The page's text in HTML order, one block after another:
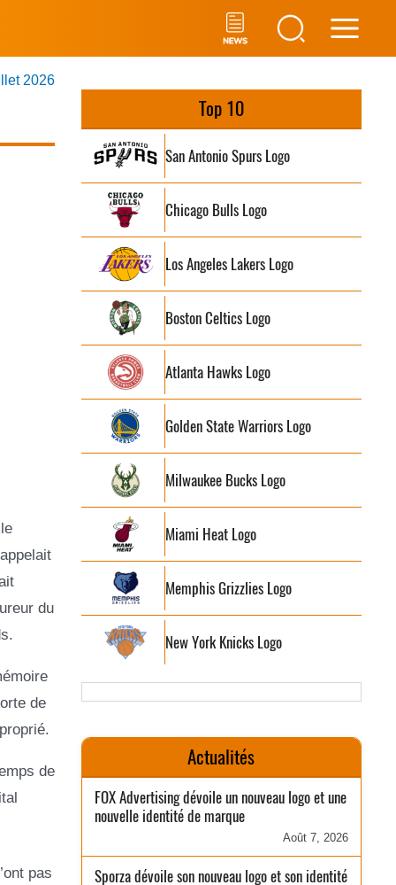
2026
du
de
de
pas
Top 10
San Antonio Spurs Logo
Chicago Bulls Logo
Los Angeles Lakers Logo
Boston Celtics Logo
Atlanta Hawks Logo
Golden State Warriors Logo
Milwaukee Bucks Logo
Miami Heat Logo
Memphis Grizzlies Logo
New York Knicks Logo
Actualités
FOX Advertising dévoile un nouveau logo et une
nouvelle identité de marque
Août 7, 2026
Sporza dévoile son nouveau logo et son identité